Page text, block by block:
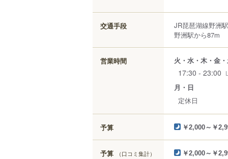
交通手段
JR琵琶湖線野洲
野洲駅から87m
営業時間 火・水・木・金
17:30 - 23:00
月・日
定休日
予算 ￥2,000～￥
予算 （口コミ集計） ￥2,000～￥